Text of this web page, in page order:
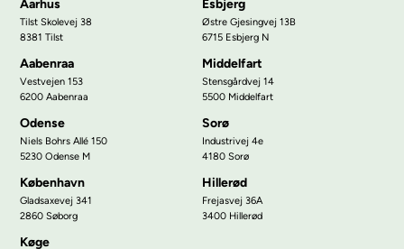
Aarhus
Tilst Skolevej 38
8381 Tilst
Esbjerg
Østre Gjesingvej 13B
6715 Esbjerg N
Aabenraa
Vestvejen 153
6200 Aabenraa
Middelfart
Stensgårdvej 14
5500 Middelfart
Odense
Niels Bohrs Allé 150
5230 Odense M
Sorø
Industrivej 4e
4180 Sorø
København
Gladsaxevej 341
2860 Søborg
Hillerød
Frejasvej 36A
3400 Hillerød
Køge